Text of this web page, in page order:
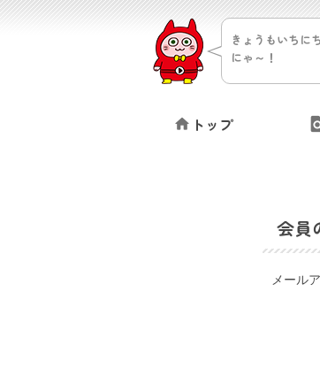
きょうもいちに
にゃ～！
トップ
会員
メール